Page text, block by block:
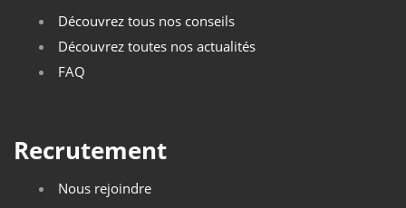
Découvrez tous nos conseils
Découvrez toutes nos actualités
FAQ
Recrutement
Nous rejoindre